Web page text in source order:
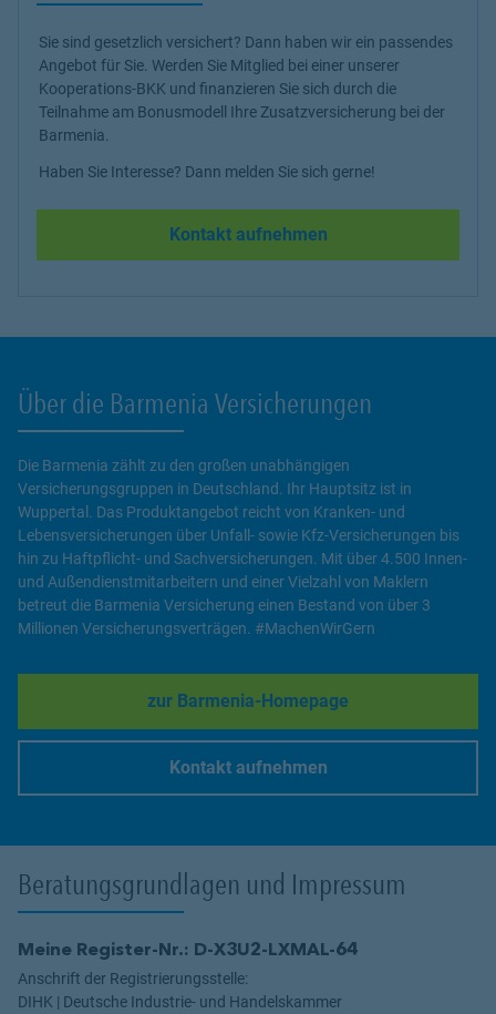
Sie sind gesetzlich versichert? Dann haben wir ein passendes
Angebot für Sie. Werden Sie Mitglied bei einer unserer
Kooperations-BKK und finanzieren Sie sich durch die
Teilnahme am Bonusmodell Ihre Zusatzversicherung bei der
Barmenia.
Haben Sie Interesse? Dann melden Sie sich gerne!
Kontakt aufnehmen
Über die Barmenia Versicherungen
Die Barmenia zählt zu den großen unabhängigen
Versicherungsgruppen in Deutschland. Ihr Hauptsitz ist in
Wuppertal. Das Produktangebot reicht von Kranken- und
Lebensversicherungen über Unfall- sowie Kfz-Versicherungen bis
hin zu Haftpflicht- und Sachversicherungen. Mit über 4.500 Innen-
und Außendienstmitarbeitern und einer Vielzahl von Maklern
betreut die Barmenia Versicherung einen Bestand von über 3
Millionen Versicherungsverträgen. #MachenWirGern
zur Barmenia-Homepage
Link Opens in New Tab
Kontakt aufnehmen
Beratungsgrundlagen und Impressum
Meine Register-Nr.: D-X3U2-LXMAL-64
Anschrift der Registrierungsstelle:
DIHK | Deutsche Industrie- und Handelskammer